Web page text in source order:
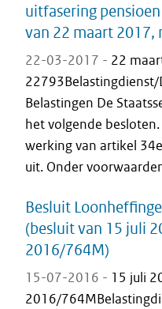
uitfasering
van 22 maart 2017,
22-03-2017 - 22
Belastingen De
het volgende
werking van artikel
uit. Onder
Besluit
(besluit van 15 juli
2016/764M)
15-07-2016 - 15 juli
2016/